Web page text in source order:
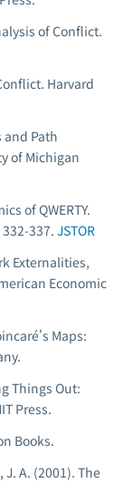
of Conflict.
. Harvard
and Path
of Michigan
of QWERTY.
337.JSTOR
Externalities,
Economic
Maps:
Things Out:
Press.
Books.
A. (2001). The